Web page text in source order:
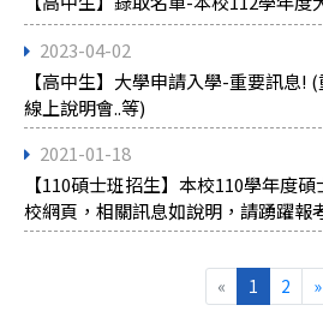
2023-04-02
【高中生】大學申請入學-重要訊息!
線上說明會..等)
2021-01-18
【110碩士班招生】本校110學年度
校網頁，相關訊息如說明，請踴躍報
« 1 2 »